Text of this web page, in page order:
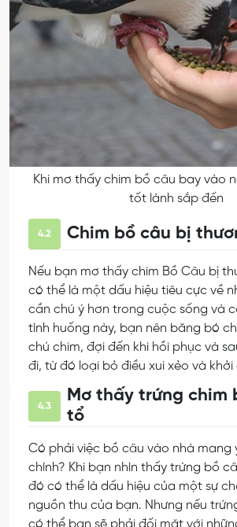
Khi mơ thấy chim bồ câu bay vào
tốt lành sắp đến
4.2 Chim bồ câu bị
Nếu bạn mơ thấy chim Bồ Câu bị
có thể là một dấu hiệu tiêu cực về
cần chú ý hơn trong cuộc sống và
tình huống này, bạn nên băng bó
chú chim, đợi đến khi hồi phục và
đi, từ đó loại bỏ điều xui xẻo và khởi
4.3
Mơ thấy trứng chim
tổ
Có phải việc bồ câu vào nhà mang
chính? Khi bạn nhìn thấy trứng bồ
đó có thể là dấu hiệu của một sự
nguồn thu của bạn. Nhưng nếu